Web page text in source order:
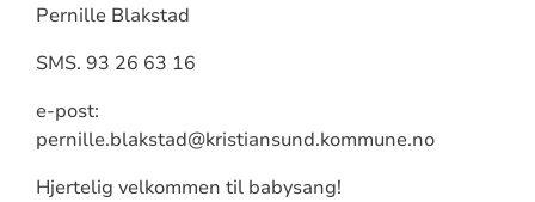
Pernille Blakstad
SMS. 93 26 63 16
e-post:
pernille.blakstad@kristiansund.kommune.no
Hjertelig velkommen til babysang!